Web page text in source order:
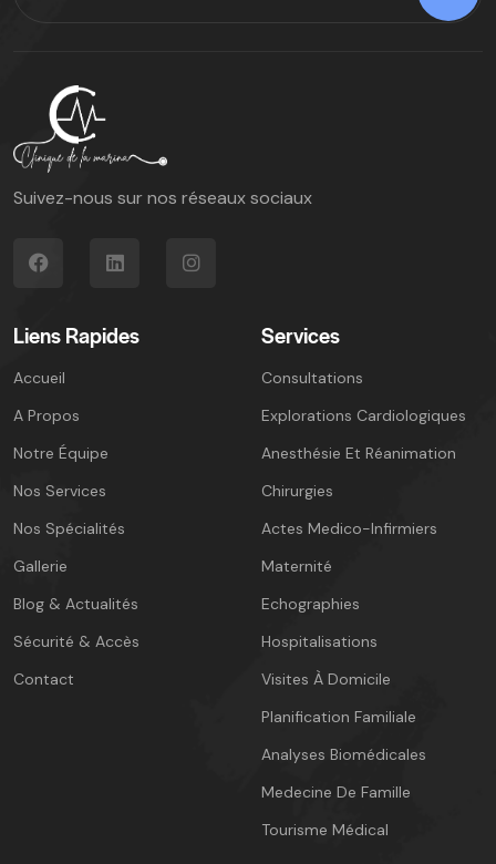
Suivez-nous sur nos réseaux sociaux
Liens Rapides
Accueil
A Propos
Notre Équipe
Nos Services
Nos Spécialités
Gallerie
Blog & Actualités
Sécurité & Accès
Contact
Services
Consultations
Explorations Cardiologiques
Anesthésie Et Réanimation
Chirurgies
Actes Medico-Infirmiers
Maternité
Echographies
Hospitalisations
Visites À Domicile
Planification Familiale
Analyses Biomédicales
Medecine De Famille
Tourisme Médical